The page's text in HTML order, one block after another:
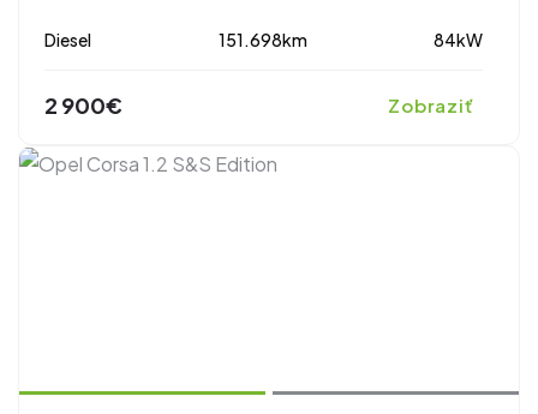
Diesel 151.698km 84kW
2 900€ Zobraziť